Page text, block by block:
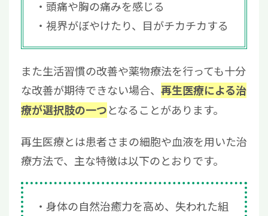
頭痛や胸の痛みを感じる
視界がぼやけたり、目がチカチカする
また生活習慣の改善や薬物療法を行っても十分
な改善が期待できない場合、 再生医療による治
療が選択肢の一つとなることがあります。
再生医療とは患者さまの細胞や血液を用いた治
療方法で、主な特徴は以下のとおりです。
身体の自然治癒力を高め、失われた組